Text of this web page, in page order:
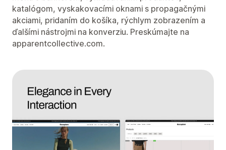
katalógom, vyskakovacími oknami s propagačnými
akciami, pridaním do košíka, rýchlym zobrazením a
ďalšími nástrojmi na konverziu. Preskúmajte na
apparentcollective.com.